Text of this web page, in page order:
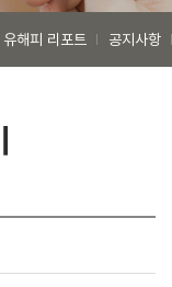
유해피 리포트 공지사항